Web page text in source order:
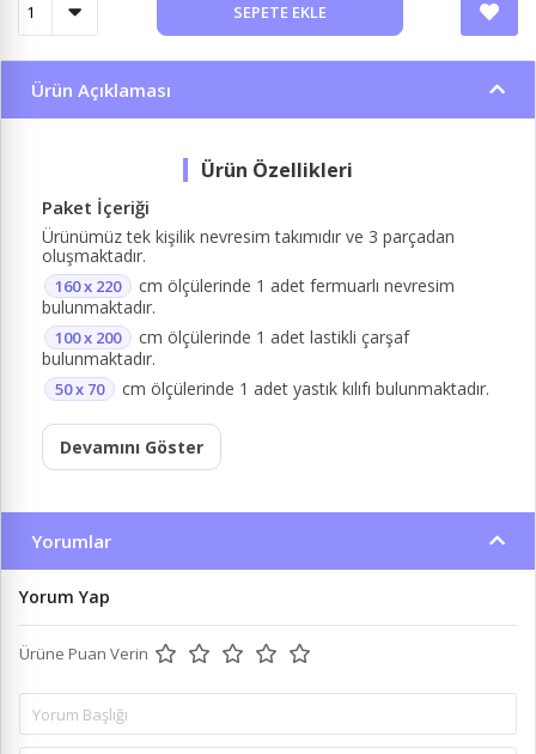
SEPETE EKLE
Ürün Açıklaması
Paket İçeriği
Ürünümüz tek kişilik nevresim takımıdır ve 3 parçadan
oluşmaktadır.
160 x 220
cm ölçülerinde 1 adet fermuarlı nevresim
bulunmaktadır.
100 x 200
cm ölçülerinde 1 adet lastikli çarşaf
bulunmaktadır.
50 x 70 cm ölçülerinde 1 adet yastık kılıfı bulunmaktadır.
Devamını Göster
Yorumlar
Yorum Yap
Ürüne Puan Verin